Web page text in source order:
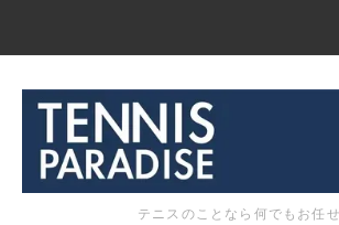
テニスのことなら何でもお任せ